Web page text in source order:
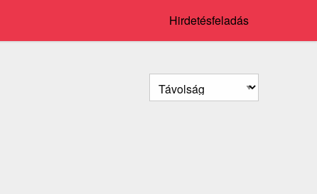
Hirdetésfeladás